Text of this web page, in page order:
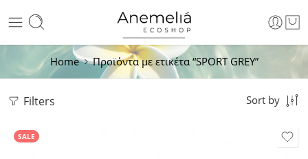
Home Προϊόντα με ετικέτα “SPORT GREY”
Filters Sort by
SALE